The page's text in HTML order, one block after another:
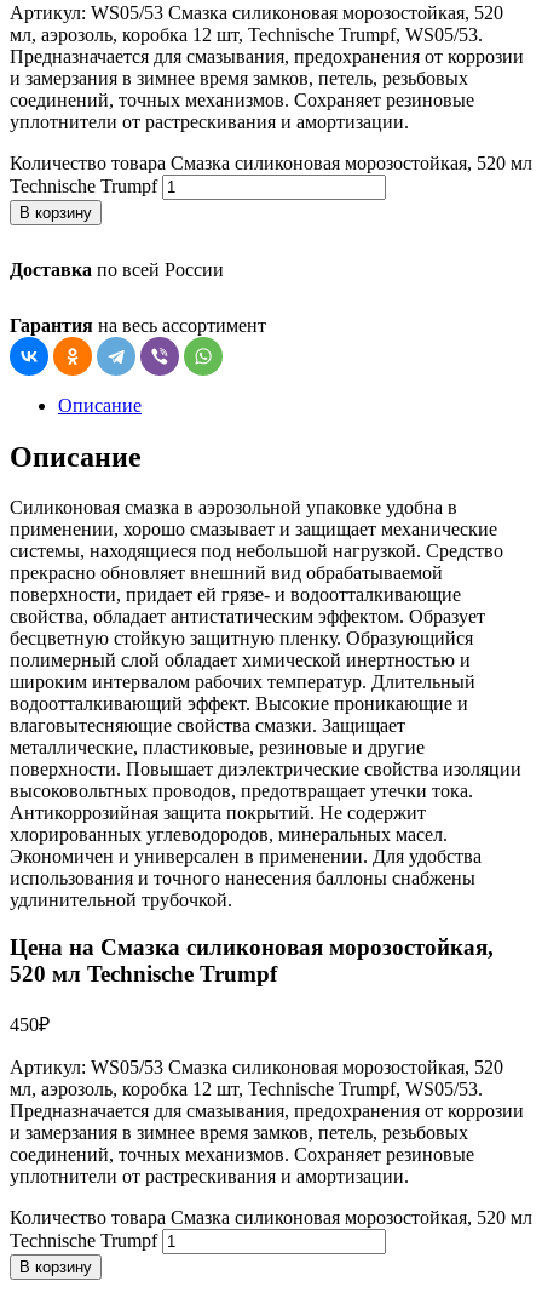
Артикул: WS05/53 Смазка силиконовая морозостойкая, 520
мл, аэрозоль, коробка 12 шт, Technische Trumpf, WS05/53.
Предназначается для смазывания, предохранения от коррозии
и замерзания в зимнее время замков, петель, резьбовых
соединений, точных механизмов. Сохраняет резиновые
уплотнители от растрескивания и амортизации.
Количество товара Смазка силиконовая морозостойкая, 520 мл
Technische Trumpf
В корзину
Доставка по всей России
Гарантия на весь ассортимент
Описание
Описание
Силиконовая смазка в аэрозольной упаковке удобна в
применении, хорошо смазывает и защищает механические
системы, находящиеся под небольшой нагрузкой. Средство
прекрасно обновляет внешний вид обрабатываемой
поверхности, придает ей грязе- и водоотталкивающие
свойства, обладает антистатическим эффектом. Образует
бесцветную стойкую защитную пленку. Образующийся
полимерный слой обладает химической инертностью и
широким интервалом рабочих температур. Длительный
водоотталкивающий эффект. Высокие проникающие и
влаговытесняющие свойства смазки. Защищает
металлические, пластиковые, резиновые и другие
поверхности. Повышает диэлектрические свойства изоляции
высоковольтных проводов, предотвращает утечки тока.
Антикоррозийная защита покрытий. Не содержит
хлорированных углеводородов, минеральных масел.
Экономичен и универсален в применении. Для удобства
использования и точного нанесения баллоны снабжены
удлинительной трубочкой.
Цена на Смазка силиконовая морозостойкая,
520 мл Technische Trumpf
450₽
Артикул: WS05/53 Смазка силиконовая морозостойкая, 520
мл, аэрозоль, коробка 12 шт, Technische Trumpf, WS05/53.
Предназначается для смазывания, предохранения от коррозии
и замерзания в зимнее время замков, петель, резьбовых
соединений, точных механизмов. Сохраняет резиновые
уплотнители от растрескивания и амортизации.
Количество товара Смазка силиконовая морозостойкая, 520 мл
Technische Trumpf
В корзину